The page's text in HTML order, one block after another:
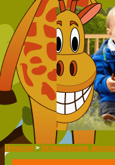
Початок > Огородження,